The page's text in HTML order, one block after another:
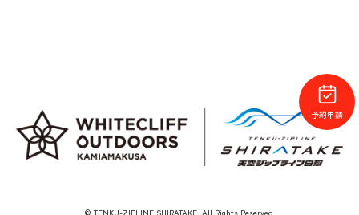
© TENKU-ZIPLINE SHIRATAKE. All Rights Reserved.
予約申請